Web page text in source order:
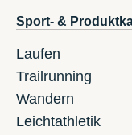
Sport- &
Laufen
Trailrunning
Wandern
Leichtathletik